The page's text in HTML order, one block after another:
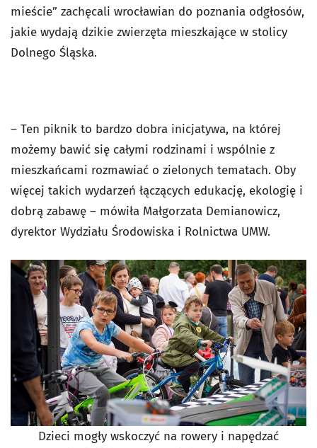
mieście” zachęcali wrocławian do poznania odgłosów,
jakie wydają dzikie zwierzęta mieszkające w stolicy
Dolnego Śląska.
– Ten piknik to bardzo dobra inicjatywa, na której
możemy bawić się całymi rodzinami i wspólnie z
mieszkańcami rozmawiać o zielonych tematach. Oby
więcej takich wydarzeń łączących edukację, ekologię i
dobrą zabawę – mówiła Małgorzata Demianowicz,
dyrektor Wydziału Środowiska i Rolnictwa UMW.
Dzieci mogły wskoczyć na rowery i napędzać